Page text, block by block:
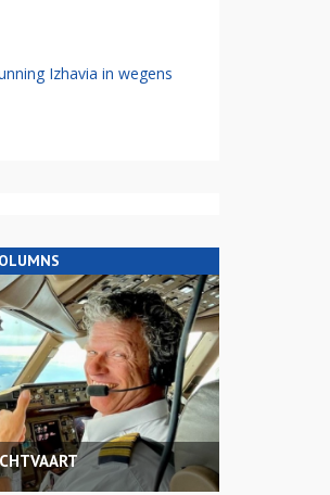
Izhavia in wegens